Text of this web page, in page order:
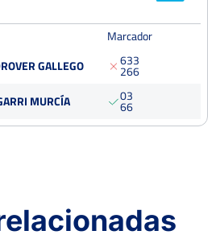
Marcador
GALLEGO 6
2
3
6
3
6
MURCÍA 0
6
3
6